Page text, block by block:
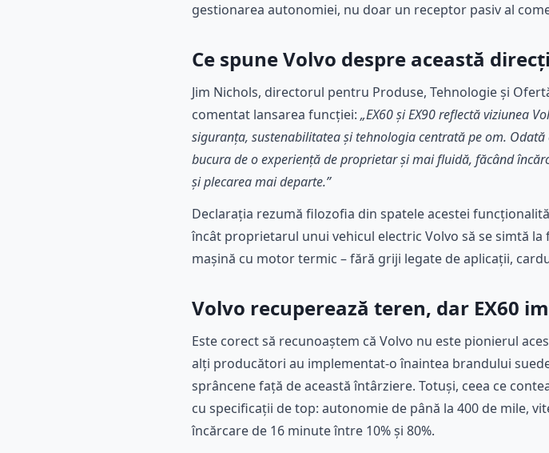
gestionarea autonomiei, nu doar un receptor pasiv al
Ce spune Volvo despre această
Jim Nichols, directorul pentru Produse, Tehnologie și
comentat lansarea funcției: „EX60 și EX90 reflectă viziunea
siguranța, sustenabilitatea și tehnologia centrată pe om.
bucura de o experiență de proprietar și mai fluidă, făcând
și plecarea mai departe.”
Declarația rezumă filozofia din spatele acestei
încât proprietarul unui vehicul electric Volvo să se simtă
mașină cu motor termic – fără griji legate de aplicații,
Volvo recuperează teren, dar EX60
Este corect să recunoaștem că Volvo nu este pionierul
alți producători au implementat-o înaintea brandului
sprâncene față de această întârziere. Totuși, ceea ce
cu specificații de top: autonomie de până la 400 de mile,
încărcare de 16 minute între 10% și 80%.